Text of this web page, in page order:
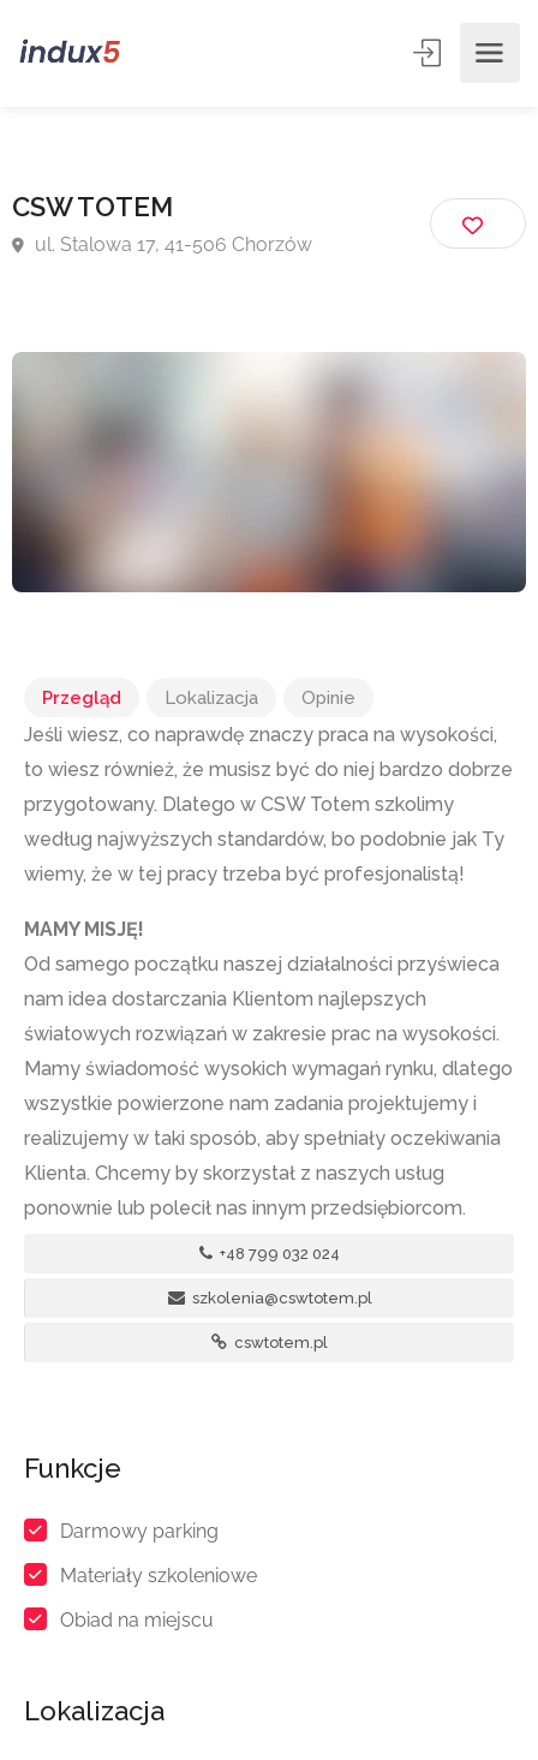
CSW TOTEM
Przegląd Lokalizacja Opinie
Jeśli wiesz, co naprawdę znaczy praca na wysokości,
to wiesz również, że musisz być do niej bardzo dobrze
przygotowany. Dlatego w CSW Totem szkolimy
według najwyższych standardów, bo podobnie jak Ty
wiemy, że w tej pracy trzeba być profesjonalistą!
MAMY MISJĘ!
Od samego początku naszej działalności przyświeca
nam idea dostarczania Klientom najlepszych
światowych rozwiązań w zakresie prac na wysokości.
Mamy świadomość wysokich wymagań rynku, dlatego
wszystkie powierzone nam zadania projektujemy i
realizujemy w taki sposób, aby spełniały oczekiwania
Klienta. Chcemy by skorzystał z naszych usług
ponownie lub polecił nas innym przedsiębiorcom.
+48 799 032 024
szkolenia@cswtotem.pl
cswtotem.pl
Funkcje
Darmowy parking
Materiały szkoleniowe
Obiad na miejscu
Lokalizacja